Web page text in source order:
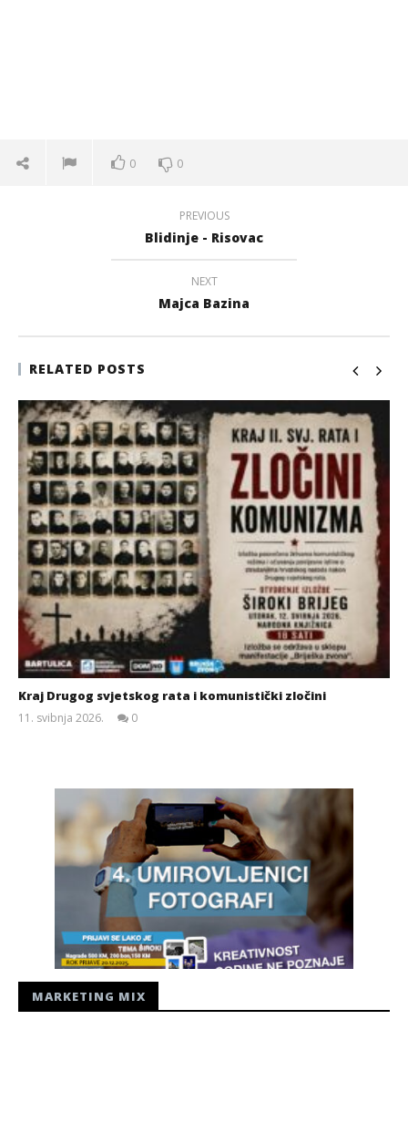
0 0
PREVIOUS
Blidinje - Risovac
NEXT
Majca Bazina
RELATED POSTS
Kraj Drugog svjetskog rata i komunistički zločini
11. svibnja 2026.
0
MARKETING MIX